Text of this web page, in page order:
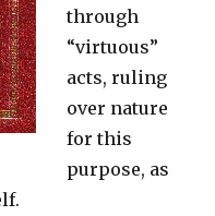
through
“virtuous”
acts, ruling
over nature
for this
purpose, as